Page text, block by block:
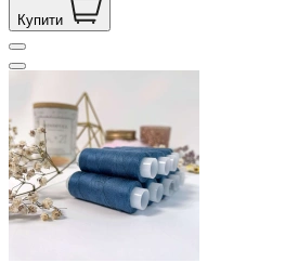
Купити